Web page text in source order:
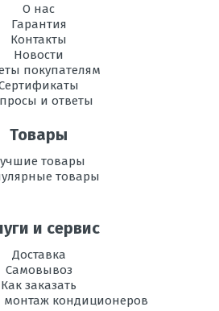
О нас
Гарантия
Контакты
Новости
покупателям
и ответы
Товары
товары
товары
и сервис
Доставка
Самовывоз
Как заказать
монтаж кондиционеров